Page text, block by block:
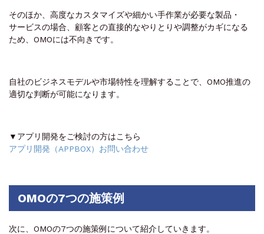
そのほか、高度なカスタマイズや細かい手作業が必要な製品・
サービスの場合、顧客との直接的なやりとりや調整がカギになる
ため、OMOには不向きです。
自社のビジネスモデルや市場特性を理解することで、OMO推進の
適切な判断が可能になります。
▼アプリ開発をご検討の方はこちら
アプリ開発（APPBOX）お問い合わせ
OMOの7つの施策例
次に、OMOの7つの施策例について紹介していきます。